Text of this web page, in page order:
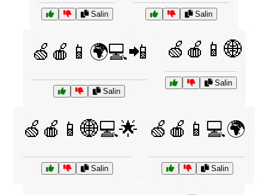
Salin Salin
🍏🍎📱🌍💻📲
Salin
🍏🍎📱🌐
Salin
🍏🍎📱🌐💻🌟
Salin
🍏🍎📱💻🌍
Salin